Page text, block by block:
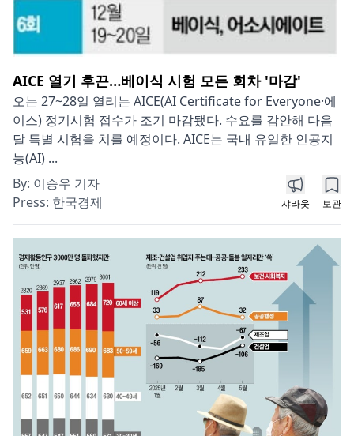
AICE 열기 후끈…베이식 시험 모든 회차 '마감'
오는 27~28일 열리는 AICE(AI Certificate for Everyone·에
이스) 정기시험 접수가 조기 마감됐다. 수요를 감안해 다음
달 특별 시험을 치를 예정이다. AICE는 국내 유일한 인공지
능(AI) ...
By: 이승우 기자
Press: 한국경제 샤라웃 보관